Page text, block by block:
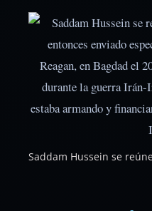
Saddam Hussein se